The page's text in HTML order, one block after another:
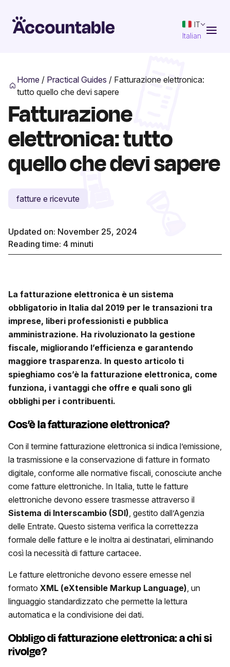
IT
Italian
Home / Practical Guides / Fatturazione elettronica:
tutto quello che devi sapere
Fatturazione
elettronica: tutto
quello che devi sapere
fatture e ricevute
Updated on: November 25, 2024
Reading time: 4 minuti
La fatturazione elettronica è un sistema
obbligatorio in Italia dal 2019 per le transazioni tra
imprese, liberi professionisti e pubblica
amministrazione. Ha rivoluzionato la gestione
fiscale, migliorando l’efficienza e garantendo
maggiore trasparenza. In questo articolo ti
spieghiamo cos’è la fatturazione elettronica, come
funziona, i vantaggi che offre e quali sono gli
obblighi per i contribuenti.
Cos’è la fatturazione elettronica?
Con il termine fatturazione elettronica si indica l’emissione,
la trasmissione e la conservazione di fatture in formato
digitale, conforme alle normative fiscali, conosciute anche
come fatture elettroniche. In Italia, tutte le fatture
elettroniche devono essere trasmesse attraverso il
Sistema di Interscambio (SDI) , gestito dall’Agenzia
delle Entrate. Questo sistema verifica la correttezza
formale delle fatture e le inoltra ai destinatari, eliminando
così la necessità di fatture cartacee.
Le fatture elettroniche devono essere emesse nel
formato XML (eXtensible Markup Language) , un
linguaggio standardizzato che permette la lettura
automatica e la condivisione dei dati.
Obbligo di fatturazione elettronica: a chi si
rivolge?